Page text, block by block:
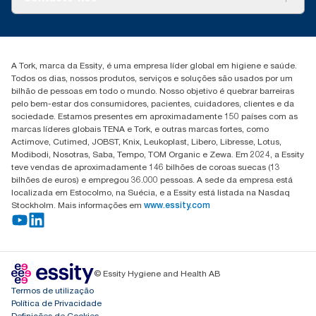
+351 218 985 110
A Tork, marca da Essity, é uma empresa líder global em higiene e saúde.
Todos os dias, nossos produtos, serviços e soluções são usados por um
bilhão de pessoas em todo o mundo. Nosso objetivo é quebrar barreiras
pelo bem-estar dos consumidores, pacientes, cuidadores, clientes e da
sociedade. Estamos presentes em aproximadamente 150 países com as
marcas líderes globais TENA e Tork, e outras marcas fortes, como
Actimove, Cutimed, JOBST, Knix, Leukoplast, Libero, Libresse, Lotus,
Modibodi, Nosotras, Saba, Tempo, TOM Organic e Zewa. Em 2024, a Essity
teve vendas de aproximadamente 146 bilhões de coroas suecas (13
bilhões de euros) e empregou 36.000 pessoas. A sede da empresa está
localizada em Estocolmo, na Suécia, e a Essity está listada na Nasdaq
Stockholm. Mais informações em www.essity.com
© Essity Hygiene and Health AB
Termos de utilização
Política de Privacidade